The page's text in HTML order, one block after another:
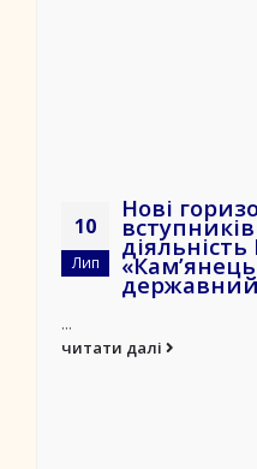
10
Лип
Нові
державний
...
читати далі